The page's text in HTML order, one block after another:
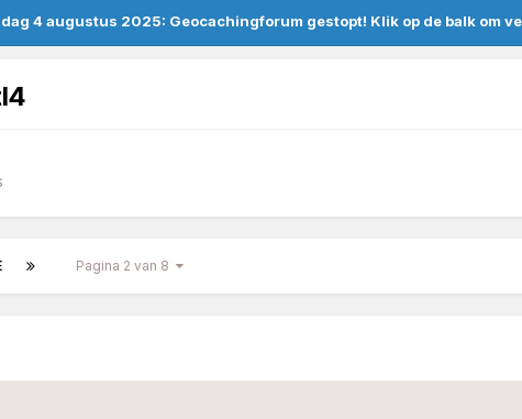
4 augustus 2025: Geocachingforum gestopt! Klik op de balk om
Pagina 2 van 8